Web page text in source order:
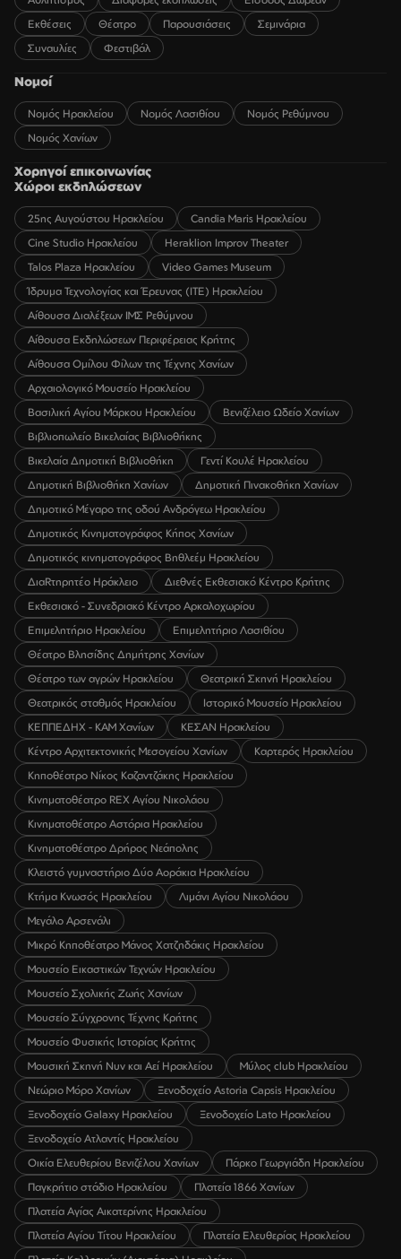
Εκθέσεις
Θέατρο Παρουσιάσεις
Σεμινάρια
Συναυλίες
Φεστιβάλ
Νομοί
Νομός Ηρακλείου Νομός Λασιθίου
Νομός Ρεθύμνου
Νομός Χανίων
Χορηγοί επικοινωνίας
Χώροι εκδηλώσεων
25ης Αυγούστου Ηρακλείου
Candia Maris Ηρακλείου
Cine Studio Ηρακλείου
Heraklion Improv Theater
Talos Plaza Ηρακλείου
Video Games Museum
Ίδρυμα Τεχνολογίας και Έρευνας (ΙΤΕ) Ηρακλείου
Αίθουσα Διαλέξεων ΙΜΣ Ρεθύμνου
Αίθουσα Εκδηλώσεων Περιφέρειας Κρήτης
Αίθουσα Ομίλου Φίλων της Τέχνης Χανίων
Αρχαιολογικό Μουσείο Ηρακλείου
Βασιλική Αγίου Μάρκου Ηρακλείου
Βενιζέλειο Ωδείο Χανίων
Βιβλιοπωλείο Βικελαίας Βιβλιοθήκης
Βικελαία Δημοτική Βιβλιοθήκη
Γεντί Κουλέ Ηρακλείου
Δημοτική Βιβλιοθήκη Χανίων
Δημοτική Πινακοθήκη Χανίων
Δημοτικό Μέγαρο της οδού Ανδρόγεω Ηρακλείου
Δημοτικός Κινηματογράφος Κήπος Χανίων
Δημοτικός κινηματογράφος Βηθλεέμ Ηρακλείου
ΔιαRτηρητέο Ηράκλειο
Διεθνές Εκθεσιακό Κέντρο Κρήτης
Εκθεσιακό - Συνεδριακό Κέντρο Αρκαλοχωρίου
Επιμελητήριο Ηρακλείου
Επιμελητήριο Λασιθίου
Θέατρο Βλησίδης Δημήτρης Χανίων
Θέατρο των αγρών Ηρακλείου
Θεατρική Σκηνή Ηρακλείου
Θεατρικός σταθμός Ηρακλείου
Ιστορικό Μουσείο Ηρακλείου
ΚΕΠΠΕΔΗΧ - ΚΑΜ Χανίων
ΚΕΣΑΝ Ηρακλείου
Κέντρο Αρχιτεκτονικής Μεσογείου Χανίων
Καρτερός Ηρακλείου
Κηποθέατρο Νίκος Καζαντζάκης Ηρακλείου
Κινηματοθέατρο REX Αγίου Νικολάου
Κινηματοθέατρο Αστόρια Ηρακλείου
Κινηματοθέατρο Δρήρος Νεάπολης
Κλειστό γυμναστήριο Δύο Αοράκια Ηρακλείου
Κτήμα Κνωσός Ηρακλείου
Λιμάνι Αγίου Νικολάου
Μεγάλο Αρσενάλι
Μικρό Κηποθέατρο Μάνος Χατζηδάκις Ηρακλείου
Μουσείο Εικαστικών Τεχνών Ηρακλείου
Μουσείο Σχολικής Ζωής Χανίων
Μουσείο Σύγχρονης Τέχνης Κρήτης
Μουσείο Φυσικής Ιστορίας Κρήτης
Μουσική Σκηνή Νυν και Αεί Ηρακλείου
Μύλος club Ηρακλείου
Νεώριο Μόρο Χανίων
Ξενοδοχείο Astoria Capsis Ηρακλείου
Ξενοδοχείο Galaxy Ηρακλείου
Ξενοδοχείο Lato Ηρακλείου
Ξενοδοχείο Ατλαντίς Ηρακλείου
Οικία Ελευθερίου Βενιζέλου Χανίων
Πάρκο Γεωργιάδη Ηρακλείου
Παγκρήτιο στάδιο Ηρακλείου
Πλατεία 1866 Χανίων
Πλατεία Αγίας Αικατερίνης Ηρακλείου
Πλατεία Αγίου Τίτου Ηρακλείου
Πλατεία Ελευθερίας Ηρακλείου